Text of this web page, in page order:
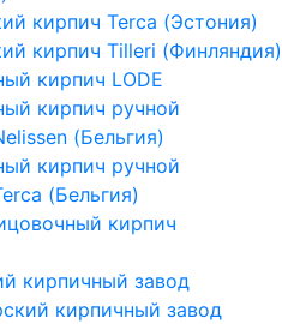
кирпич Terca (Эстония)
кирпич Tilleri (Финляндия)
кирпич LODE
кирпич ручной
(Бельгия)
кирпич ручной
(Бельгия)
кирпич
кирпичный завод
кирпичный завод